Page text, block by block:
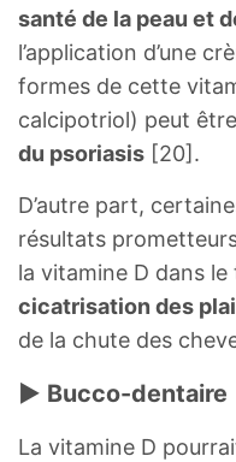
santé de la peau et
l’application d’une
formes de cette
calcipotriol) peut
du psoriasis [20].
D’autre part,
résultats
la vitamine D dans le
cicatrisation des
de la chute des
► Bucco-dentaire
La vitamine D